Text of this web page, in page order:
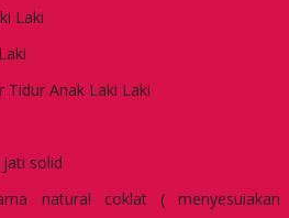
Tidur Anak Laki Laki
solid
natural coklat ( menyesuiakan